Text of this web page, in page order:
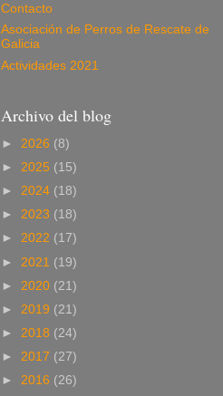
Contacto
Asociación de Perros de Rescate de
Galicia
Actividades 2021
Archivo del blog
► 2026 (8)
► 2025 (15)
► 2024 (18)
► 2023 (18)
► 2022 (17)
► 2021 (19)
► 2020 (21)
► 2019 (21)
► 2018 (24)
► 2017 (27)
► 2016 (26)